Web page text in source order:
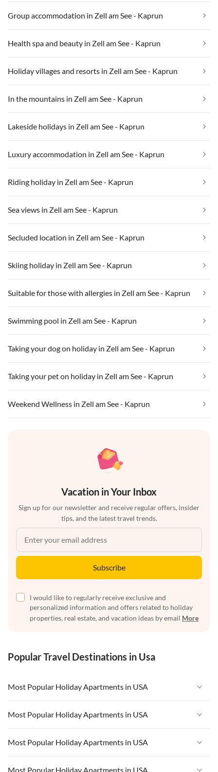
Group accommodation in Zell am See - Kaprun
Health spa and beauty in Zell am See - Kaprun
Holiday villages and resorts in Zell am See - Kaprun
In the mountains in Zell am See - Kaprun
Lakeside holidays in Zell am See - Kaprun
Luxury accommodation in Zell am See - Kaprun
Riding holiday in Zell am See - Kaprun
Sea views in Zell am See - Kaprun
Secluded location in Zell am See - Kaprun
Skiing holiday in Zell am See - Kaprun
Suitable for those with allergies in Zell am See - Kaprun
Swimming pool in Zell am See - Kaprun
Taking your dog on holiday in Zell am See - Kaprun
Taking your pet on holiday in Zell am See - Kaprun
Weekend Wellness in Zell am See - Kaprun
Vacation in Your Inbox
Sign up for our newsletter and receive regular offers, insider
tips, and the latest travel trends.
Subscribe
I would like to regularly receive exclusive and
personalized information and offers related to holiday
properties, real estate, and vacation ideas by email More
Popular Travel Destinations in Usa
Most Popular Holiday Apartments in USA
Vacation Apartments in USA
Vacation Apartments in Florida
Vacation Apartments in Cape Coral
Most Popular Holiday Apartments in USA
Vacation Apartments in USA
Vacation Apartments in Florida
Most Popular Holiday Apartments in USA
Vacation Apartments in USA
Most Popular Holiday Apartments in USA